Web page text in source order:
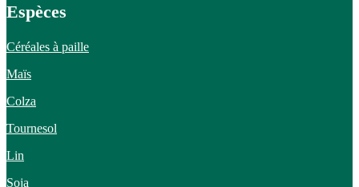
Espèces
Céréales à paille
Maïs
Colza
Tournesol
Lin
Soja